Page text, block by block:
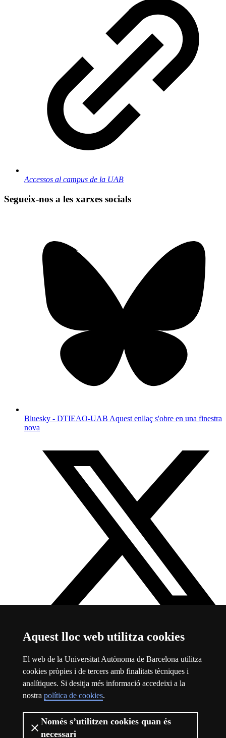
Aquest lloc web utilitza cookies
El web de la Universitat Autònoma de Barcelona utilitza
cookies pròpies i de tercers amb finalitats tècniques i
analítiques. Si desitja més informació accedeixi a la
nostra política de cookies.
Només s’utilitzen cookies quan és
necessari
Accessos al campus de la UAB
Segueix-nos a les xarxes socials
Bluesky - DTIEAO-UAB Aquest enllaç s'obre en una finestra
nova
TwitterAquest enllaç s'obre en una finestra nova
Sobre el web
Universitat Autònoma de Barcelona
Avís legalAquest enllaç s'obre en una finestra nova
Protecció de dadesAquest enllaç s'obre en una finestra nova
Sobre el webAquest enllaç s'obre en una finestra nova
Accessibilitat webAquest enllaç s'obre en una finestra nova